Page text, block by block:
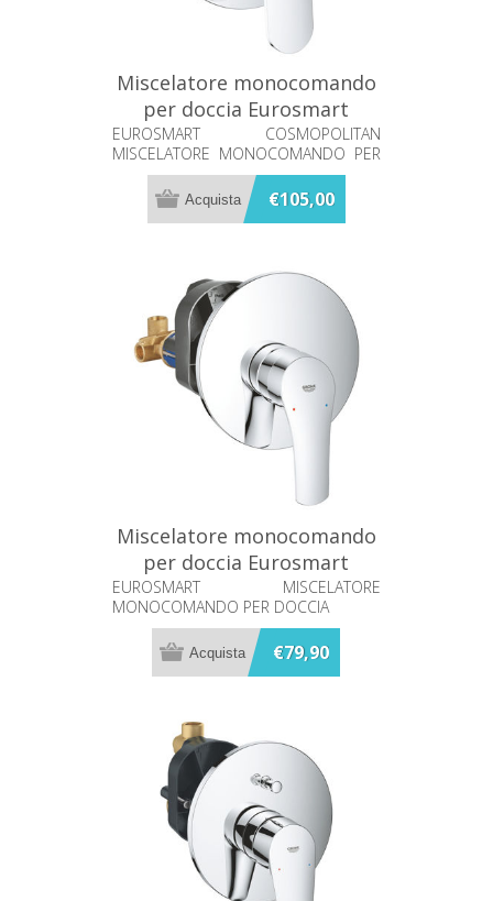
Miscelatore monocomando
per doccia Eurosmart
Grohe 24044000
EUROSMART COSMOPOLITAN
MISCELATORE MONOCOMANDO PER
DOCCIA
€105,00
Miscelatore monocomando
per doccia Eurosmart
Grohe 33556003
EUROSMART MISCELATORE
MONOCOMANDO PER DOCCIA
€79,90